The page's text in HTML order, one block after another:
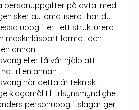
personuppgifter på avtal med
sker automatiserat har du
uppgifter i ett strukturerat,
maskinläsbart format och
annan
eller få vår hjälp att
till en annan
när detta är tekniskt
klagomål till tillsynsmyndighet
personuppgiftslagar ger